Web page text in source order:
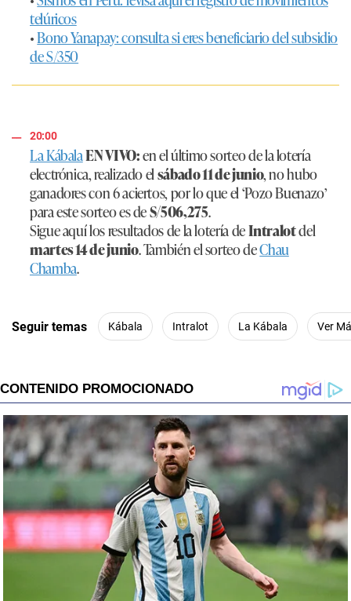
telúricos
•Bono Yanapay: consulta si eres beneficiario del subsidio
de S/350
20:00
La KábalaEN VIVO:en el último sorteo de la lotería
electrónica, realizado elsábado 11 de junio, no hubo
ganadores con 6 aciertos, por lo que el ‘Pozo Buenazo’
para este sorteo es deS/506,275.
Sigue aquí los resultados de la lotería deIntralotdel
martes 14 de junio. También el sorteo deChau
Chamba.
Seguir temas Kábala Intralot La Kábala Ver